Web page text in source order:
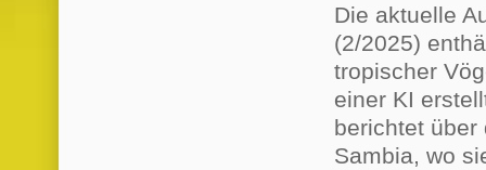
Die aktuelle
(2/2025)
tropischer
einer KI
berichtet über
Sambia, wo